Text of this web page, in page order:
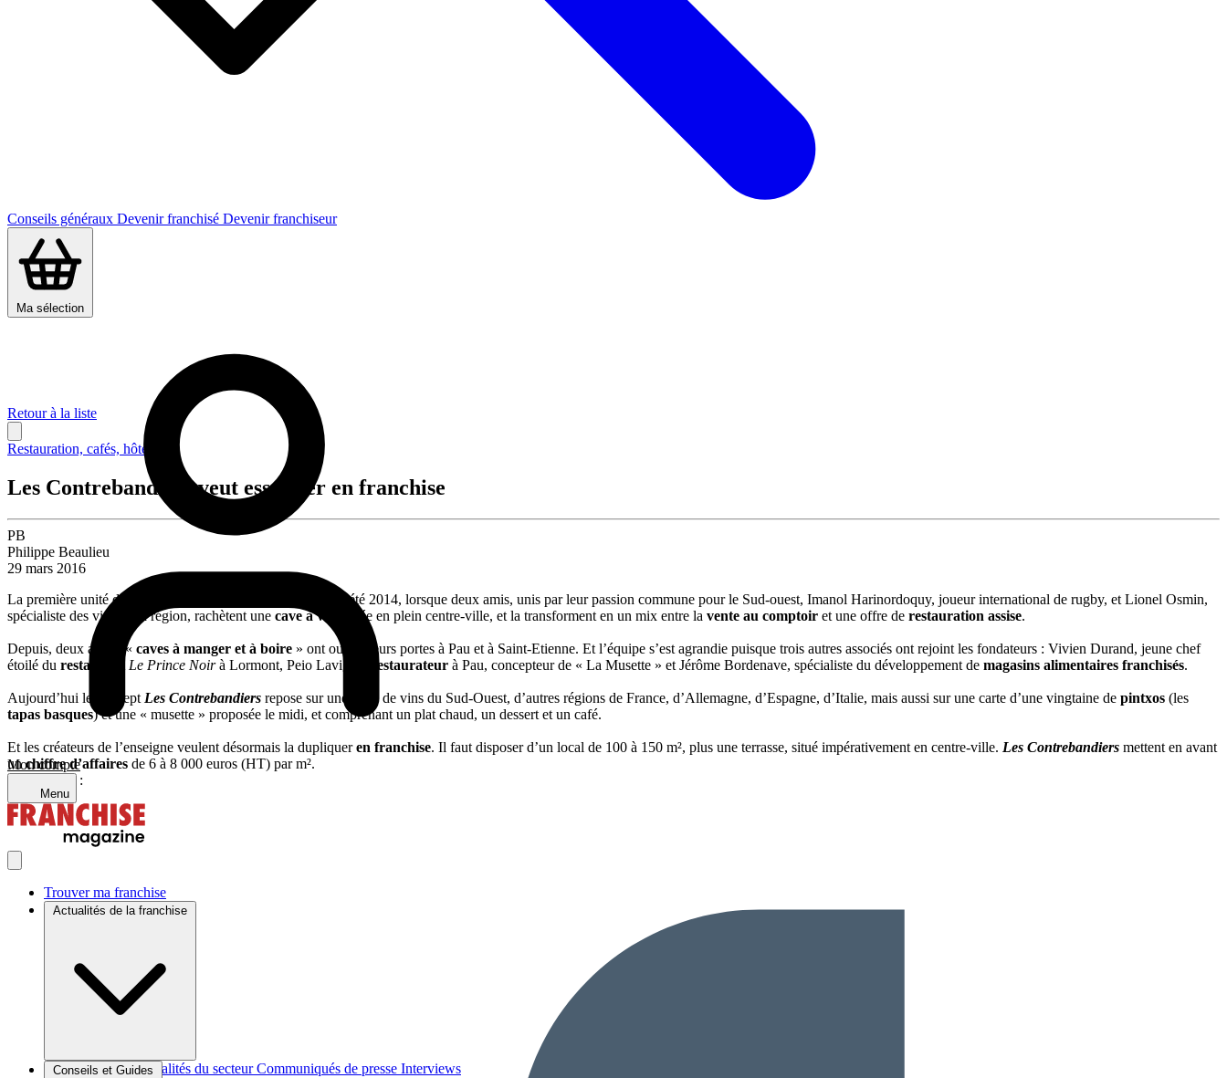
Conseils généraux Devenir franchisé Devenir franchiseur
Ma sélection
Mon compte
Menu
Trouver ma franchise
Actualités de la franchise
Brèves et actus Actualités du secteur Communiqués de presse Interviews
Conseils et Guides
Retour à la liste
Restauration, cafés, hôtellerie
Les Contrebandiers veut essaimer en franchise
PB
Philippe Beaulieu
29 mars 2016
La première unité des
est née à Biarritz à l’été 2014, lorsque deux amis, unis par leur passion commune pour le Sud-ouest, Imanol Harinordoquy, joueur international de rugby, et Lionel Osmin,
spécialiste des vins de la région, rachètent une cave à vin située en plein centre-ville, et la transforment en un mix entre la vente au comptoir et une offre de restauration assise.
Depuis, deux autres « caves à manger et à boire » ont ouvert leurs portes à Pau et à Saint-Etienne. Et l’équipe s’est agrandie puisque trois autres associés ont rejoint les fondateurs : Vivien Durand, jeune chef
étoilé du restaurant Le Prince Noirà Lormont, Peio Lavigne, restaurateur à Pau, concepteur de « La Musette » et Jérôme Bordenave, spécialiste du développement de magasins alimentaires franchisés.
Aujourd’hui le concept Les Contrebandiers repose sur une offre de vins du Sud-Ouest, d’autres régions de France, d’Allemagne, d’Espagne, d’Italie, mais aussi sur une carte d’une vingtaine de pintxos (les
tapas basques) et une « musette » proposée le midi, et comprenant un plat chaud, un dessert et un café.
Et les créateurs de l’enseigne veulent désormais la dupliqueren franchise. Il faut disposer d’un local de 100 à 150 m², plus une terrasse, situé impérativement en centre-ville. Les Contrebandiers mettent en avant
unchiffre d’affaires de 6 à 8 000 euros (HT) par m².
Partager sur :